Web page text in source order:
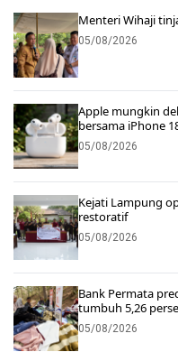
Menteri Wihaji
05/08/2026
Apple mungkin
bersama iPhone
05/08/2026
Kejati Lampung
restoratif
05/08/2026
Bank Permata
tumbuh 5,26
05/08/2026